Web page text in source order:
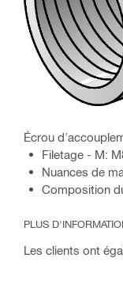
Écrou
Filetage - M:
Nuances de
Composition
PLUS
Les clients ont